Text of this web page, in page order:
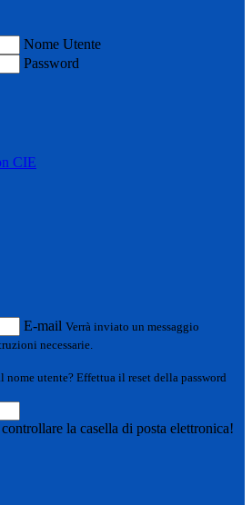
Nome Utente
Password
CIE
E-mail Verrà inviato un messaggio
necessarie.
nome utente? Effettua il reset della password
la casella di posta elettronica!